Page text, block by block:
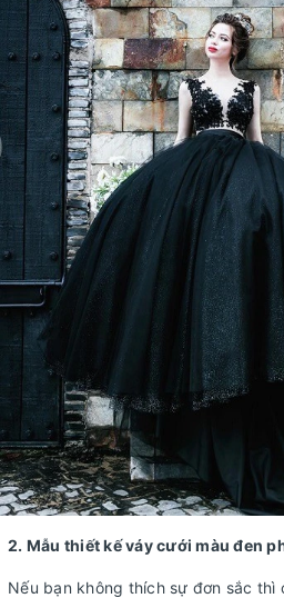
2. Mẫu thiết kế váy cưới màu đen
Nếu bạn không thích sự đơn sắc thì